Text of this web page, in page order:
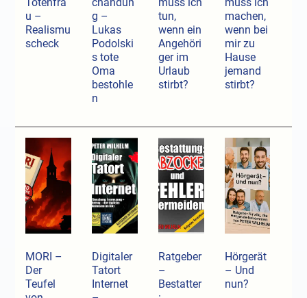
u –
Realismu
scheck
g –
Lukas
Podolski
s tote
Oma
bestohle
n
tun,
wenn ein
Angehöri
ger im
Urlaub
stirbt?
machen,
wenn bei
mir zu
Hause
jemand
stirbt?
MORI –
Der
Teufel
Digitaler
Tatort
Internet
Ratgeber
–
Bestatter
Hörgerät
– Und
nun?